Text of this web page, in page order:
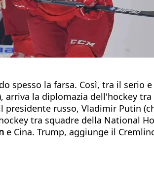
spesso la farsa. Così, tra il serio
la diplomazia dell'hockey
presidente russo, Vladimir Putin
tra squadre della National
e Cina. Trump, aggiunge il